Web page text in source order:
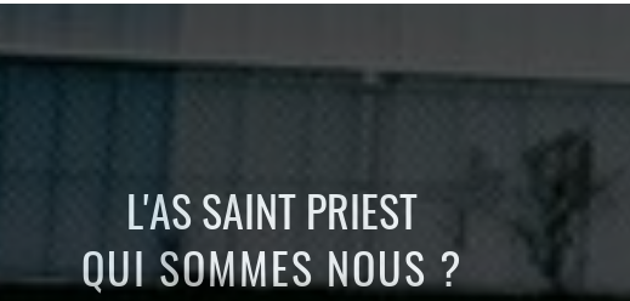
L'AS SAINT PRIEST
QUI SOMMES NOUS ?